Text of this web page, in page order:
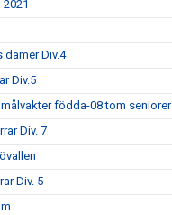
damer Div.4
Div.5
födda-08 tom seniorer
Div. 7
Div. 5